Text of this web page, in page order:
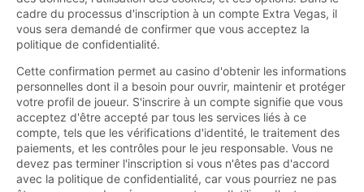
cadre du processus d'inscription à un compte Extra Vegas, il
vous sera demandé de confirmer que vous acceptez la
politique de confidentialité.
Cette confirmation permet au casino d'obtenir les informations
personnelles dont il a besoin pour ouvrir, maintenir et protéger
votre profil de joueur. S'inscrire à un compte signifie que vous
acceptez d'être accepté par tous les services liés à ce
compte, tels que les vérifications d'identité, le traitement des
paiements, et les contrôles pour le jeu responsable. Vous ne
devez pas terminer l'inscription si vous n'êtes pas d'accord
avec la politique de confidentialité, car vous pourriez ne pas